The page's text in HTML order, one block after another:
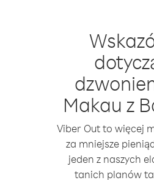
Makau z
Viber Out to więcej
za mniejsze
jeden z naszych
tanich planów